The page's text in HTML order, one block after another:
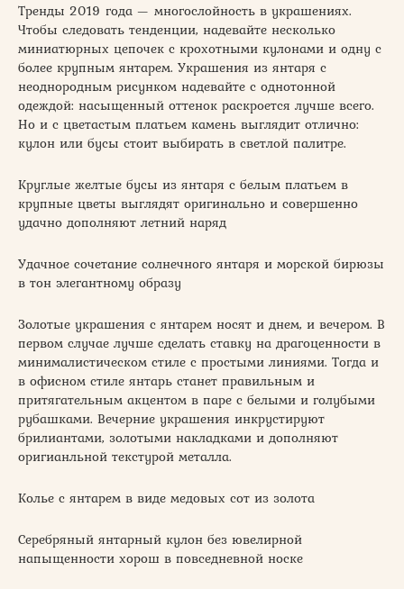
Тренды 2019 года — многослойность в украшениях.
Чтобы следовать тенденции, надевайте несколько
миниатюрных цепочек с крохотными кулонами и одну с
более крупным янтарем. Украшения из янтаря с
неоднородным рисунком надевайте с однотонной
одеждой: насыщенный оттенок раскроется лучше всего.
Но и с цветастым платьем камень выглядит отлично:
кулон или бусы стоит выбирать в светлой палитре.
Круглые желтые бусы из янтаря с белым платьем в
крупные цветы выглядят оригинально и совершенно
удачно дополняют летний наряд
Удачное сочетание солнечного янтаря и морской бирюзы
в тон элегантному образу
Золотые украшения с янтарем носят и днем, и вечером. В
первом случае лучше сделать ставку на драгоценности в
минималистическом стиле с простыми линиями. Тогда и
в офисном стиле янтарь станет правильным и
притягательным акцентом в паре с белыми и голубыми
рубашками. Вечерние украшения инкрустируют
брилиантами, золотыми накладками и дополняют
оригианльной текстурой металла.
Колье с янтарем в виде медовых сот из золота
Серебряный янтарный кулон без ювелирной
напыщенности хорош в повседневной носке